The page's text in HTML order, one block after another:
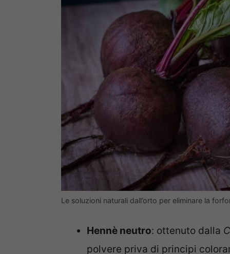
Le soluzioni naturali dall’orto per eliminare la
Hennè neutro: ottenuto dalla
polvere priva di principi